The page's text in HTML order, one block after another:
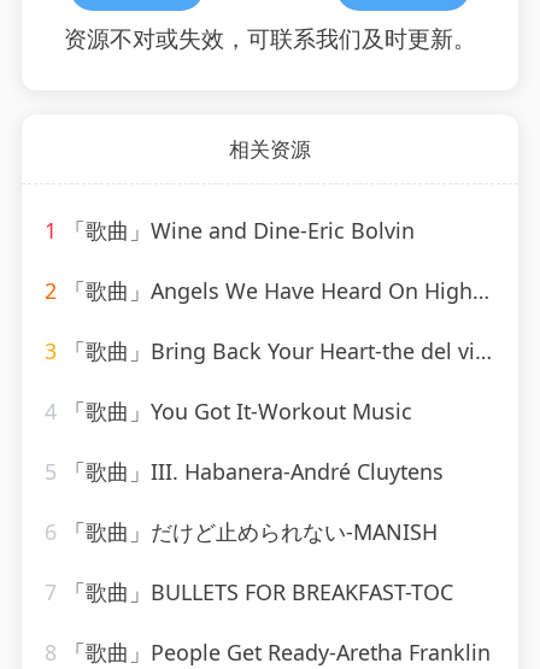
资源不对或失效，可联系我们及时更新。
相关资源
1 「歌曲」Wine and Dine-Eric Bolvin
2 「歌曲」Angels We Have Heard On High-Mitchell Cardenas
3 「歌曲」Bring Back Your Heart-the del vikings
4 「歌曲」You Got It-Workout Music
5 「歌曲」III. Habanera-André Cluytens
6 「歌曲」だけど止められない-MANISH
7 「歌曲」BULLETS FOR BREAKFAST-TOC
8 「歌曲」People Get Ready-Aretha Franklin